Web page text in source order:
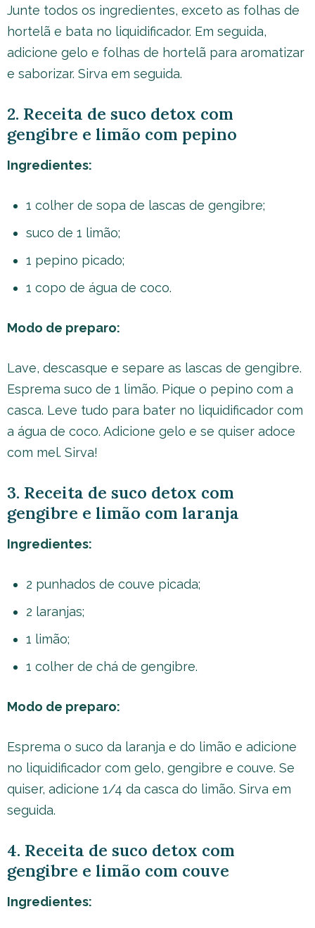
Junte todos os ingredientes, exceto as folhas de
hortelã e bata no liquidificador. Em seguida,
adicione gelo e folhas de hortelã para aromatizar
e saborizar. Sirva em seguida.
2. Receita de suco detox com
gengibre e limão com pepino
Ingredientes:
1 colher de sopa de lascas de gengibre;
suco de 1 limão;
1 pepino picado;
1 copo de água de coco.
Modo de preparo:
Lave, descasque e separe as lascas de gengibre.
Esprema suco de 1 limão. Pique o pepino com a
casca. Leve tudo para bater no liquidificador com
a água de coco. Adicione gelo e se quiser adoce
com mel. Sirva!
3. Receita de suco detox com
gengibre e limão com laranja
Ingredientes:
2 punhados de couve picada;
2 laranjas;
1 limão;
1 colher de chá de gengibre.
Modo de preparo:
Esprema o suco da laranja e do limão e adicione
no liquidificador com gelo, gengibre e couve. Se
quiser, adicione 1/4 da casca do limão. Sirva em
seguida.
4. Receita de suco detox com
gengibre e limão com couve
Ingredientes: